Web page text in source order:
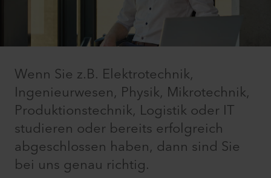
Wenn Sie z.B. Elektrotechnik,
Ingenieurwesen, Physik, Mikrotechnik,
Produktionstechnik, Logistik oder IT
studieren oder bereits erfolgreich
abgeschlossen haben, dann sind Sie
bei uns genau richtig.